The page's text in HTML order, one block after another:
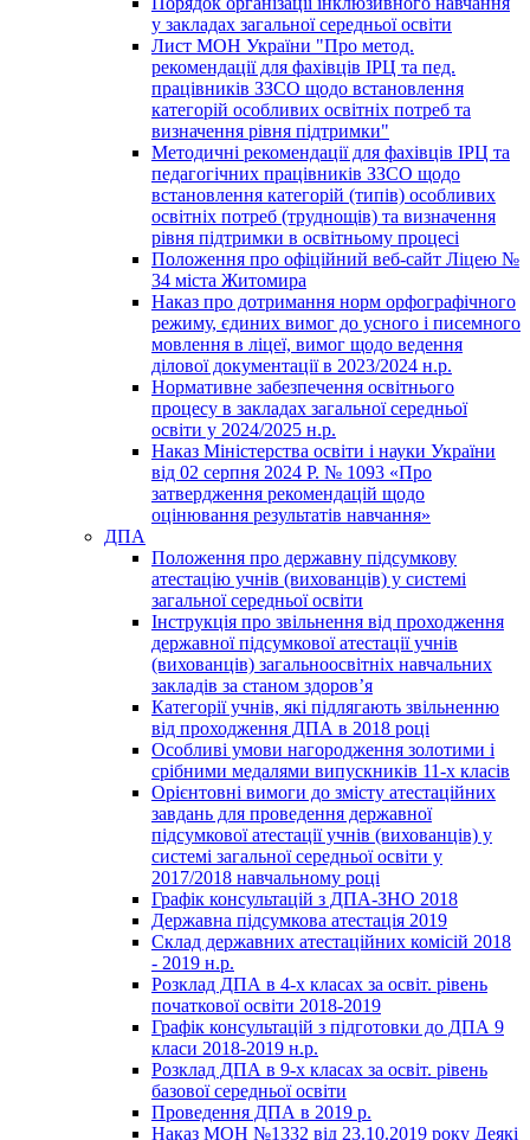
у закладах загальної середньої освіти
Лист МОН України "Про метод.
рекомендації для фахівців ІРЦ та пед.
працівників ЗЗСО щодо встановлення
категорій особливих освітніх потреб та
визначення рівня підтримки"
Методичні рекомендації для фахівців ІРЦ та
педагогічних працівників ЗЗСО щодо
встановлення категорій (типів) особливих
освітніх потреб (труднощів) та визначення
рівня підтримки в освітньому процесі
Положення про офіційний веб-сайт Ліцею №
34 міста Житомира
Наказ про дотримання норм орфографічного
режиму, єдиних вимог до усного і писемного
мовлення в ліцеї, вимог щодо ведення
ділової документації в 2023/2024 н.р.
Нормативне забезпечення освітнього
процесу в закладах загальної середньої
освіти у 2024/2025 н.р.
Наказ Міністерства освіти і науки України
від 02 серпня 2024 Р. № 1093 «Про
затвердження рекомендацій щодо
оцінювання результатів навчання»
ДПА
Положення про державну підсумкову
атестацію учнів (вихованців) у системі
загальної середньої освіти
Інструкція про звільнення від проходження
державної підсумкової атестації учнів
(вихованців) загальноосвітніх навчальних
закладів за станом здоров’я
Категорії учнів, які підлягають звільненню
від проходження ДПА в 2018 році
Особливі умови нагородження золотими і
срібними медалями випускників 11-х класів
Орієнтовні вимоги до змісту атестаційних
завдань для проведення державної
підсумкової атестації учнів (вихованців) у
системі загальної середньої освіти у
2017/2018 навчальному році
Графік консультацій з ДПА-ЗНО 2018
Державна підсумкова атестація 2019
Склад державних атестаційних комісій 2018
- 2019 н.р.
Розклад ДПА в 4-х класах за освіт. рівень
початкової освіти 2018-2019
Графік консультацій з підготовки до ДПА 9
класи 2018-2019 н.р.
Розклад ДПА в 9-х класах за освіт. рівень
базової середньої освіти
Проведення ДПА в 2019 р.
Наказ МОН №1332 від 23.10.2019 року Деякі